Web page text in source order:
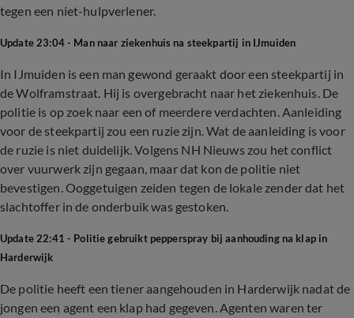
tegen een niet-hulpverlener.
Update 23:04 - Man naar ziekenhuis na steekpartij in IJmuiden
In IJmuiden is een man gewond geraakt door een steekpartij in
de Wolframstraat. Hij is overgebracht naar het ziekenhuis. De
politie is op zoek naar een of meerdere verdachten. Aanleiding
voor de steekpartij zou een ruzie zijn. Wat de aanleiding is voor
de ruzie is niet duidelijk. Volgens NH Nieuws zou het conflict
over vuurwerk zijn gegaan, maar dat kon de politie niet
bevestigen. Ooggetuigen zeiden tegen de lokale zender dat het
slachtoffer in de onderbuik was gestoken.
Update 22:41 - Politie gebruikt pepperspray bij aanhouding na klap in
Harderwijk
De politie heeft een tiener aangehouden in Harderwijk nadat de
jongen een agent een klap had gegeven. Agenten waren ter